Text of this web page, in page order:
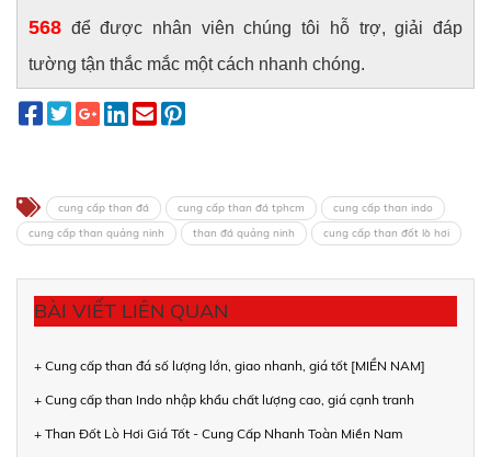
568 để được nhân viên chúng tôi hỗ trợ, giải đáp
tường tận thắc mắc một cách nhanh chóng.
cung cấp than đá cung cấp than đá tphcm
cung cấp than indo
cung cấp than quảng ninh
than đá quảng ninh cung cấp than đốt lò hơi
BÀI VIẾT LIÊN QUAN
+ Cung cấp than đá số lượng lớn, giao nhanh, giá tốt [MIỀN NAM]
+ Cung cấp than Indo nhập khẩu chất lượng cao, giá cạnh tranh
+ Than Đốt Lò Hơi Giá Tốt - Cung Cấp Nhanh Toàn Miền Nam